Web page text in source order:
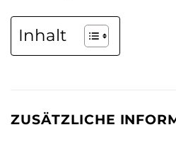
Inhalt
ZUSÄTZLICHE